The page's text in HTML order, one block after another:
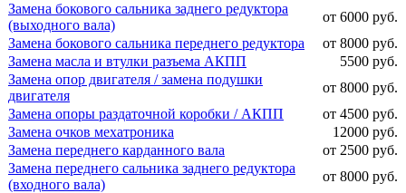
Замена бокового сальника заднего редуктора
(выходного вала)
от 6000 руб.
Замена бокового сальника переднего редуктора
от 8000 руб.
Замена масла и втулки разъема АКПП
5500 руб.
Замена опор двигателя / замена подушки
двигателя
от 8000 руб.
Замена опоры раздаточной коробки / АКПП
от 4500 руб.
Замена очков мехатроника
12000 руб.
Замена переднего карданного вала
от 2500 руб.
Замена переднего сальника заднего редуктора
(входного вала)
от 8000 руб.